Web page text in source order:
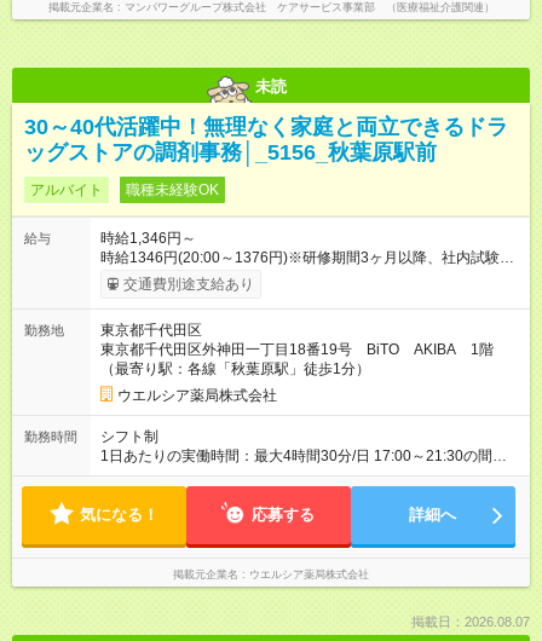
掲載元企業名 マンパワーグループ株式会社 ケアサービス事業部 （医療福祉介護関連）
未読
30～40代活躍中！無理なく家庭と両立できるドラ
ッグストアの調剤事務│_5156_秋葉原駅前
アルバイト 職種未経験OK
給与
時給1,346円～
時給1346円(20:00～1376円)※研修期間3ヶ月以降、社内試験に
よる更新判定あり 社内試験合格後、時給＋50～100円の昇給あ
り （大学生は＋20円） 試用期間あり：入社日から3ヶ月間／本
間の長さ：3ヶ月 雇用形態、給与は本採用時と同じです。
交通費別途支給あり
勤務地
東京都千代田区
東京都千代田区外神田一丁目18番19号 BiTO AKIBA 1階
（最寄り駅：各線「秋葉原駅」徒歩1分）
ウエルシア薬局株式会社
勤務時間
シフト制
1日あたりの実働時間：最大4時間30分/日 17:00～21:30の間で1
日4.5時間の勤務 ☆週3～4日の勤務 ※勤務曜日応相談 ☆未経
気になる！ 応募する 詳細へ
掲載元企業名 ウエルシア薬局株式会社
掲載日：2026.08.07